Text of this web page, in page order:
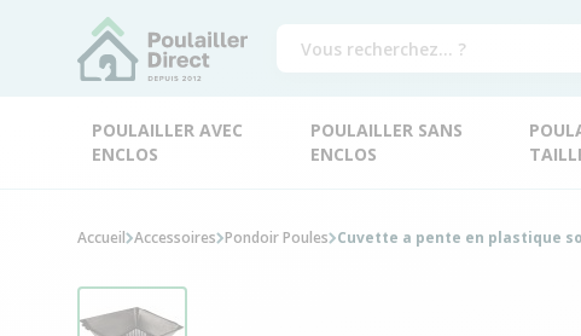
POULAILLER AVEC
ENCLOS
POULAILLER SANS
ENCLOS
Accueil Accessoires Pondoir Poules Cuvette a pente en plastique